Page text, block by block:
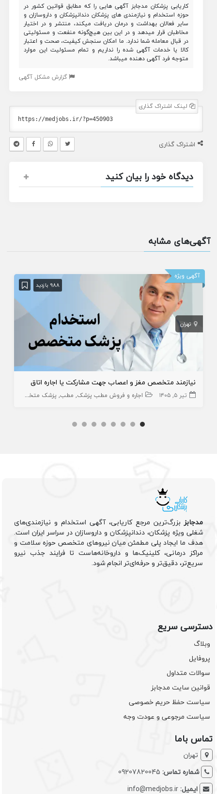
کاریابی پزشکان مدجابز آگهی هایی را که مطابق قوانین کشور در
حوزه استخدام و نیازمندی های پزشکان دندانپزشکان و داروسازان و
سایر فعالان بهداشت و درمان دریافت میکند، منتشر و در اختیار
مخاطبان قرار میدهد و در این بین هیچ‌گونه منفعت و مسئولیتی
در قبال معامله شما ندارد. ما امکان سنجش کیفیت، صحت و اعتبار
کالا یا خدمات آگهی شده را نداریم و تمام مسئولیت این موارد
متوجه فرد آگهی دهنده میباشد.
گزارش مشکل آگهی
لینک اشتراک گذاری
اشتراک گذاری
دیدگاه خود را بیان کنید
آگهی‌های مشابه
آگهی ویژه
988 بازدید
تهران
نیازمند متخصص مغز و اعصاب جهت مشارکت یا اجاره اتاق
تیر ۵, ۱۴۰۵ اجاره و فروش مطب پزشک مطب پزشک متخصص
مدجابزبزرگ‌ترین مرجع کاریابی، آگهی استخدام و نیازمندی‌های
شغلی ویژه پزشکان، دندانپزشکان و داروسازان در سراسر ایران است.
هدف ما ایجاد پلی مطمئن میان نیروهای متخصص حوزه سلامت و
مراکز درمانی، کلینیک‌ها و داروخانه‌هاست تا فرایند جذب نیرو
سریع‌تر، دقیق‌تر و حرفه‌ای‌تر انجام شود.
دسترسی سریع
وبلاگ
پروفایل
سوالات متداول
قوانین سایت مدجابز
سیاست حفظ حریم خصوصی
سیاست مرجوعی و عودت وجه
تماس باما
تهران
شماره تماس: 09207820045
ایمیل:info@medjobs.ir